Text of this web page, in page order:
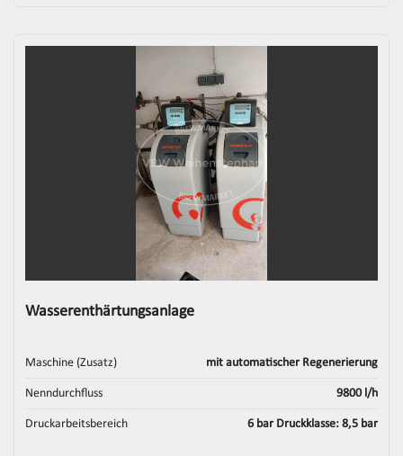
Wasserenthärtungsanlage
Maschine (Zusatz) mit automatischer Regenerierung
Nenndurchfluss 9800 l/h
Druckarbeitsbereich 6 bar Druckklasse: 8,5 bar